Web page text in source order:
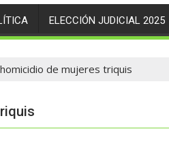
ELECCIÓN JUDICIAL 2025
de mujeres triquis